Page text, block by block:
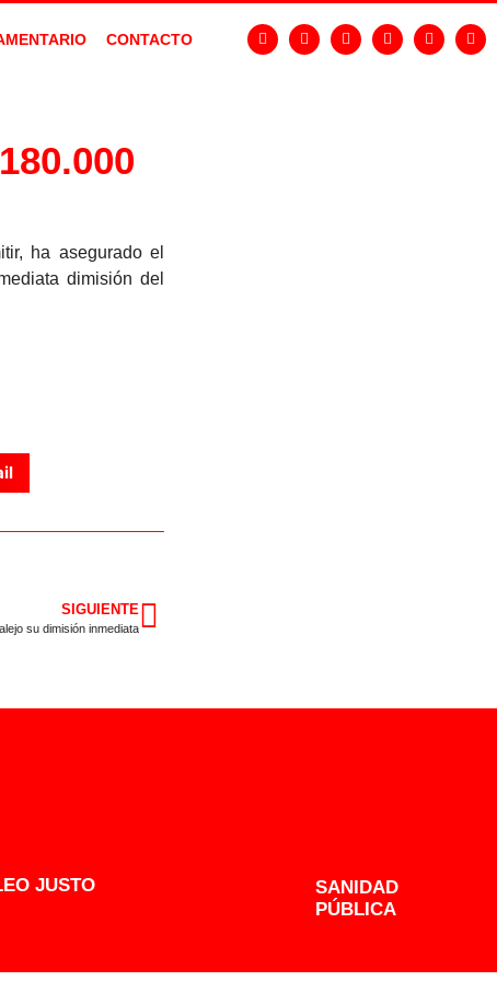
CONTACTO
ha asegurado el
dimisión del
SIGUIENTE
su dimisión inmediata
JUSTO
SANIDAD
PÚBLICA